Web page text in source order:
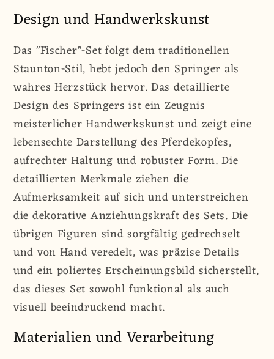
Design und Handwerkskunst
Das "Fischer"-Set folgt dem traditionellen
Staunton-Stil, hebt jedoch den Springer als
wahres Herzstück hervor. Das detaillierte
Design des Springers ist ein Zeugnis
meisterlicher Handwerkskunst und zeigt eine
lebensechte Darstellung des Pferdekopfes,
aufrechter Haltung und robuster Form. Die
detaillierten Merkmale ziehen die
Aufmerksamkeit auf sich und unterstreichen
die dekorative Anziehungskraft des Sets. Die
übrigen Figuren sind sorgfältig gedrechselt
und von Hand veredelt, was präzise Details
und ein poliertes Erscheinungsbild sicherstellt,
das dieses Set sowohl funktional als auch
visuell beeindruckend macht.
Materialien und Verarbeitung